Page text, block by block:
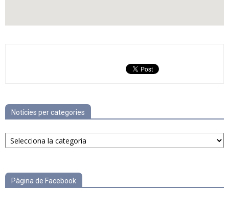
Notícies per categories
Notícies
per
Pàgina de Facebook